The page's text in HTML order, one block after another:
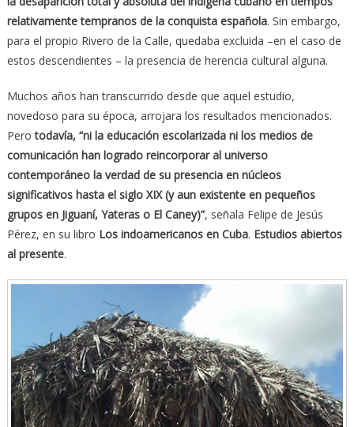
relativamente tempranos de la conquista española. Sin embargo,
para el propio Rivero de la Calle, quedaba excluida –en el caso de
estos descendientes – la presencia de herencia cultural alguna.
Muchos años han transcurrido desde que aquel estudio,
novedoso para su época, arrojara los resultados mencionados.
Perotodavía, “ni la educación escolarizada ni los medios de
comunicación han logrado reincorporar al universo
contemporáneo la verdad de su presencia en núcleos
significativos hasta el siglo XIX (y aun existente en pequeños
grupos en Jiguaní, Yateras o El Caney)”, señala Felipe de Jesús
Pérez, en su libro Los indoamericanos en Cuba. Estudios abiertos
al presente.